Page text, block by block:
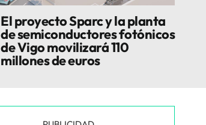
El proyecto Sparc y la planta
de semiconductores fotónicos
de Vigo movilizará 110
millones de euros